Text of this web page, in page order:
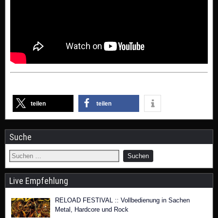
teilen teilen
Suche
Live Empfehlung
RELOAD FESTIVAL :: Vollbedienung in Sachen
Metal, Hardcore und Rock